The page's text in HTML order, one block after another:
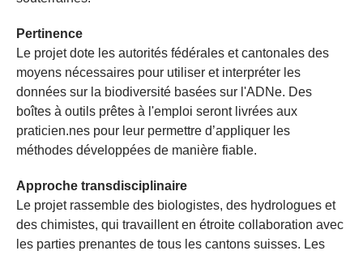
Pertinence
Le projet dote les autorités fédérales et cantonales des
moyens nécessaires pour utiliser et interpréter les
données sur la biodiversité basées sur l'ADNe. Des
boîtes à outils prêtes à l'emploi seront livrées aux
praticien.nes pour leur permettre d’appliquer les
méthodes développées de manière fiable.
Approche transdisciplinaire
Le projet rassemble des biologistes, des hydrologues et
des chimistes, qui travaillent en étroite collaboration avec
les parties prenantes de tous les cantons suisses. Les